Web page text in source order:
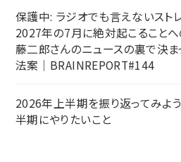
保護中: ラジオでも言えないスト
2027年の7月に絶対起こることへ
藤二郎さんのニュースの裏で決
法案｜BRAINREPORT#144
2026年上半期を振り返ってみよう
半期にやりたいこと